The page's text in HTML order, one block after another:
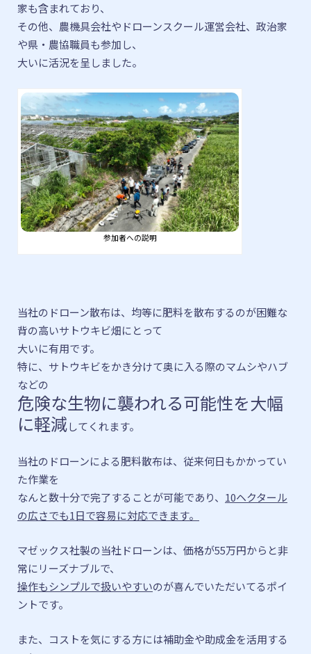
家も含まれており、
その他、農機具会社やドローンスクール運営会社、 政治家
や県・農協職員も参加し、
大いに活況を呈しました。
参加者への説明
当社のドローン散布は、均等に肥料を散布するのが困難な
背の高いサトウキビ畑にとって
大いに有用です。
特に、サトウキビをかき分けて奥に入る際のマムシやハブ
などの
危険な生物に襲われる可能性を大幅
に軽減してくれます。
当社のドローンによる肥料散布は、従来何日もかかってい
た作業を
なんと数十分で完了することが可能であり、 10ヘクタール
の広さでも1日で容易に対応できます。
マゼックス社製の当社ドローンは、 価格が55万円からと非
常にリーズナブルで、
操作もシンプルで扱いやすいのが喜んでいただいてるポイ
ントです。
また、コストを気にする方には補助金や助成金を活用する